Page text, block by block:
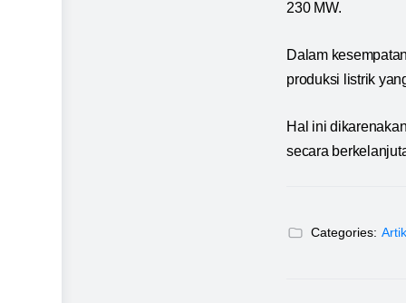
230 MW.
Dalam
produksi listrik
Hal ini
secara
Categories: